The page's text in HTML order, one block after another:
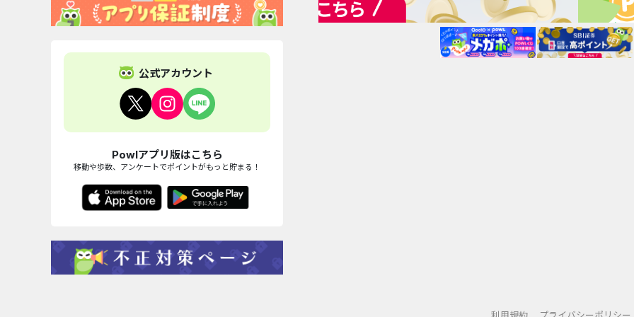
公式アカウント
Powlアプリ版はこちら
移動や歩数、アンケートでポイントがもっと貯まる！